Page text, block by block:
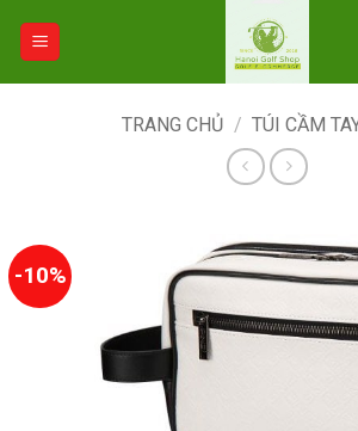
TRANG CHỦ / TÚI CẦM
-10%